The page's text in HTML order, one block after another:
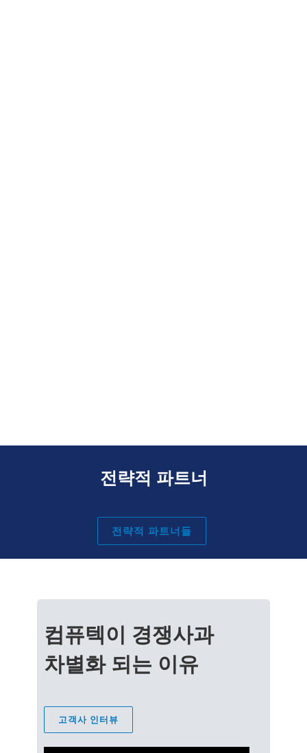
전략적 파트너
전략적 파트너들
컴퓨텍이 경쟁사과
차별화 되는 이유
고객사 인터뷰